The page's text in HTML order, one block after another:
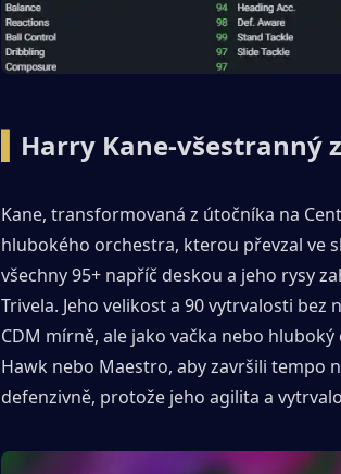
Harry Kane-všestranný
Kane, transformovaná z útočníka na
hlubokého orchestra, kterou převzal ve
všechny 95+ napříč deskou a jeho rysy
Trivela. Jeho velikost a 90 vytrvalosti
CDM mírně, ale jako vačka nebo
Hawk nebo Maestro, aby završili tempo
defenzivně, protože jeho agilita a